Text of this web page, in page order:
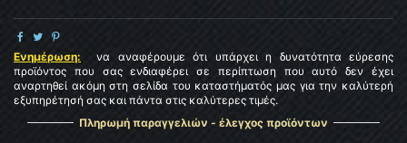
Ενημέρωση: να αναφέρουμε ότι υπάρχει η δυνατότητα εύρεσης
προϊόντος που σας ενδιαφέρει σε περίπτωση που αυτό δεν έχει
αναρτηθεί ακόμη στη σελίδα του καταστήματός μας για την καλύτερή
εξυπηρέτησή σας και πάντα στις καλύτερες τιμές.
Πληρωμή παραγγελιών - έλεγχος προϊόντων